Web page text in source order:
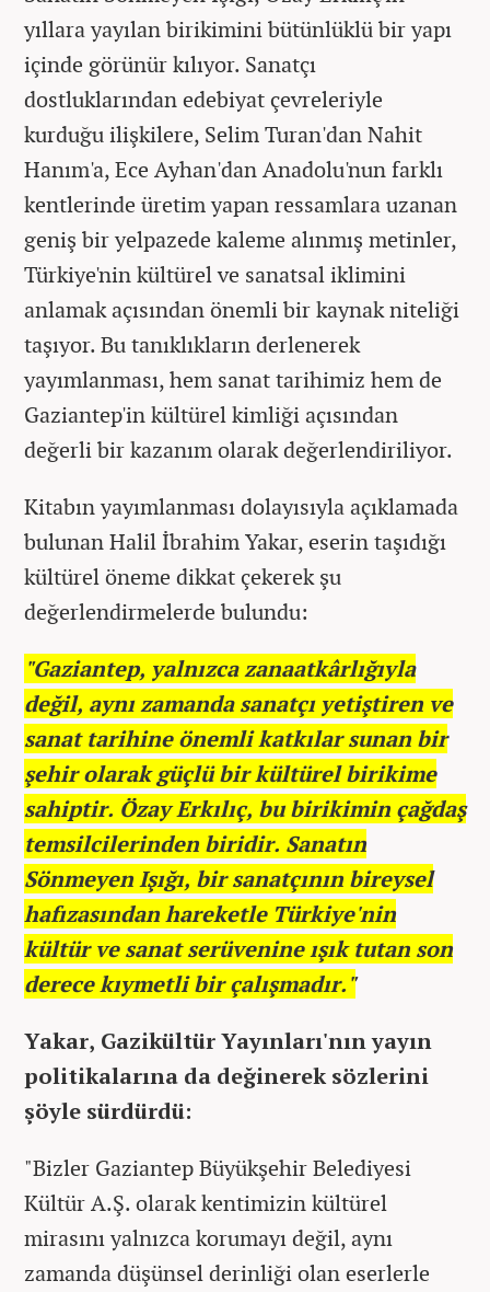
yıllara yayılan birikimini bütünlüklü bir yapı
içinde görünür kılıyor. Sanatçı
dostluklarından edebiyat çevreleriyle
kurduğu ilişkilere, Selim Turan'dan Nahit
Hanım'a, Ece Ayhan'dan Anadolu'nun farklı
kentlerinde üretim yapan ressamlara uzanan
geniş bir yelpazede kaleme alınmış metinler,
Türkiye'nin kültürel ve sanatsal iklimini
anlamak açısından önemli bir kaynak niteliği
taşıyor. Bu tanıklıkların derlenerek
yayımlanması, hem sanat tarihimiz hem de
Gaziantep'in kültürel kimliği açısından
değerli bir kazanım olarak değerlendiriliyor.
Kitabın yayımlanması dolayısıyla açıklamada
bulunan Halil İbrahim Yakar, eserin taşıdığı
kültürel öneme dikkat çekerek şu
değerlendirmelerde bulundu:
"Gaziantep, yalnızca zanaatkârlığıyla
değil, aynı zamanda sanatçı yetiştiren ve
sanat tarihine önemli katkılar sunan bir
şehir olarak güçlü bir kültürel birikime
sahiptir. Özay Erkılıç, bu birikimin çağdaş
temsilcilerinden biridir. Sanatın
Sönmeyen Işığı, bir sanatçının bireysel
hafızasından hareketle Türkiye'nin
kültür ve sanat serüvenine ışık tutan son
derece kıymetli bir çalışmadır."
Yakar, Gazikültür Yayınları'nın yayın
politikalarına da değinerek sözlerini
şöyle sürdürdü:
"Bizler Gaziantep Büyükşehir Belediyesi
Kültür A.Ş. olarak kentimizin kültürel
mirasını yalnızca korumayı değil, aynı
zamanda düşünsel derinliği olan eserlerle